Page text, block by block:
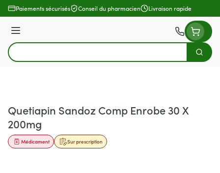
Aller au contenu
Paiements sécurisés Conseil du pharmacien Livraison rapide
Menu
Rechercher
Quetiapin Sandoz Comp Enrobe 30 X
200mg
Sur prescription
Médicament